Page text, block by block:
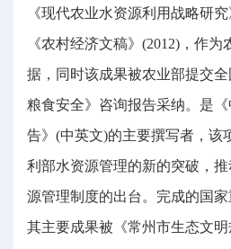
《现代农业水资源利用战略研
《农村经济文稿》(2012)，作
据，同时该成果被农业部提交
粮食安全》咨询报告采纳。是
告》(中英文)的主要撰写者，该
利部水资源管理的新的突破，
源管理制度的出台。完成的国家
其主要成果被《常州市生态文